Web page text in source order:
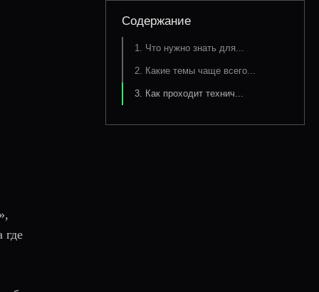
Содержание
1. Что нужно знать для...
2. Какие темы чаще всего...
3. Как проходит технич...
где